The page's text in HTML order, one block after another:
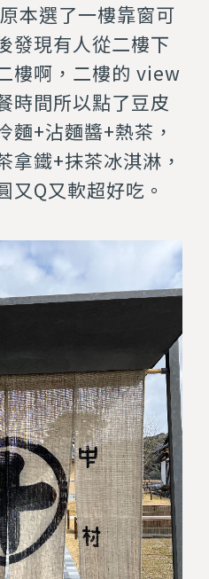
本選了一樓靠窗可
發現有人從二樓下
樓啊，二樓的 view
時間所以點了豆皮
麵+沾麵醬+熱茶，
拿鐵+抹茶冰淇淋，
又Q又軟超好吃。